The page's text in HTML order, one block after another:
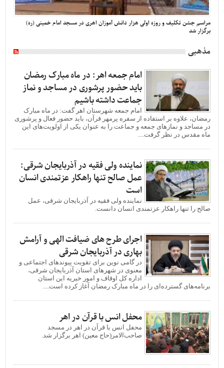
مراسم جشن تکلیف و روزه اولی هزار دانش آموزان اهری در مسجد امام خمینی (ره)
برگزار شد
مذهبی
امام جمعه اهر: در ماه مبارک رمضان
باید حضور پرشوری در مساجد و نماز
جماعت داشته باشیم
امام جمعه شهرستان اهر گفت: در ماه مبارک
رمضان، علاوه بر استفاده از سفره پرمهر قرآن، باید حضور فعال و پرشوری
در مساجد و نمازهای جمعه و جماعت را به عنوان یکی از اولویت‌های این
ماه مقدس در نظر گرفت....
نماینده ولی فقیه در آذربایجان شرقی:
عمل صالح تنها راهکار عزتمندی انسان
است
نماینده ولی فقیه در آذربایجان شرقی، عمل
صالح را تنها راهکار عزتمندی انسان دانست.
اجرای طرح های ضیافت الهی و آرامش
بهاری در آذربایجان شرقی
در گامی نوین برای تقویت پیوندهای اجتماعی و
معنوی در شهرهای استان آذربایجان شرقی،
اداره کل اوقاف و امور خیریه این استان
برنامه‌های گسترده‌ای را در ماه مبارک رمضان آغاز کرده است....
محفل انس با قرآن در اهر
محفل انس با قرآن در اهر در مسجد
صاحب‌الامر(حاج معین) اهر برگزار شد.